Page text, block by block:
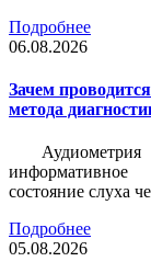
Подробнее
06.08.2026
Зачем
метода
состояние слуха
Подробнее
05.08.2026